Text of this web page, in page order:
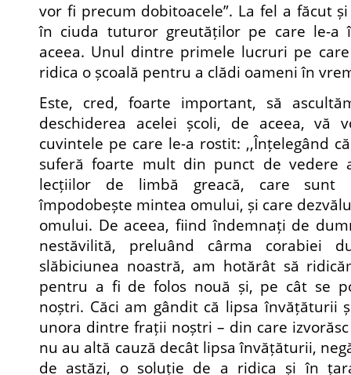
vor fi precum dobitoacele”. La fel a făcut
în ciuda tuturor greutăților pe care le-a
aceea. Unul dintre primele lucruri pe
ridica o școală pentru a clădi oameni în
Este, cred, foarte important, să
deschiderea acelei școli, de aceea, vă
cuvintele pe care le-a rostit: ,,Înțelegând
suferă foarte mult din punct de vedere
lecțiilor de limbă greacă, care sunt
împodobește mintea omului, și care
omului. De aceea, fiind îndemnați de
nestăvilită, preluând cârma corabiei
slăbiciunea noastră, am hotărât să
pentru a fi de folos nouă și, pe cât se
noștri. Căci am gândit că lipsa învățăturii
unora dintre frații noștri – din care
nu au altă cauză decât lipsa învățăturii,
de astăzi, o soluție de a ridica și în